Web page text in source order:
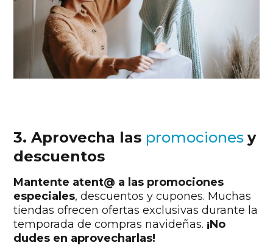
3. Aprovecha las promocionesy
descuentos
Mantente atent@ a las promociones
especiales, descuentos y cupones. Muchas
tiendas ofrecen ofertas exclusivas durante la
temporada de compras navideñas. ¡No
dudes en aprovecharlas!